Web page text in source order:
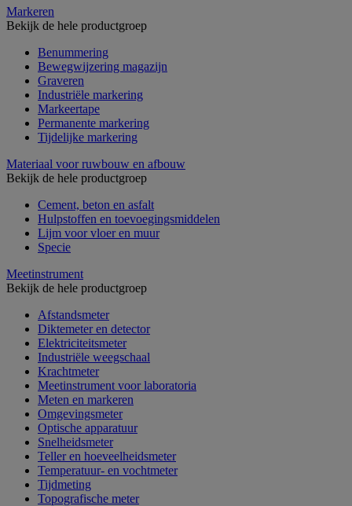
Markeren
Bekijk de hele productgroep
Benummering
Bewegwijzering magazijn
Graveren
Industriële markering
Markeertape
Permanente markering
Tijdelijke markering
Materiaal voor ruwbouw en afbouw
Bekijk de hele productgroep
Cement, beton en asfalt
Hulpstoffen en toevoegingsmiddelen
Lijm voor vloer en muur
Specie
Meetinstrument
Bekijk de hele productgroep
Afstandsmeter
Diktemeter en detector
Elektriciteitsmeter
Industriële weegschaal
Krachtmeter
Meetinstrument voor laboratoria
Meten en markeren
Omgevingsmeter
Optische apparatuur
Snelheidsmeter
Teller en hoeveelheidsmeter
Temperatuur- en vochtmeter
Tijdmeting
Topografische meter